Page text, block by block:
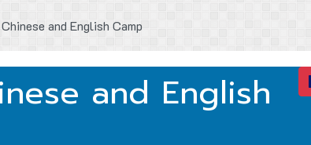
and English Camp
and English